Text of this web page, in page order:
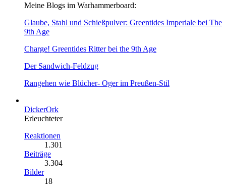
Meine Blogs im Warhammerboard:
Glaube, Stahl und Schießpulver: Greentides Imperiale bei The
9th Age
Charge! Greentides Ritter bei the 9th Age
Der Sandwich-Feldzug
Rangehen wie Blücher- Oger im Preußen-Stil
DickerOrk
Erleuchteter
Reaktionen
1.301
Beiträge
3.304
Bilder
18